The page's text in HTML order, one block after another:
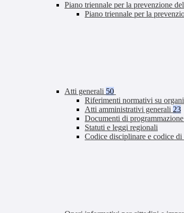
Piano triennale per la prevenzione
Piano triennale per la
Atti generali 50
Riferimenti normativi su
Atti amministrativi generali 23
Documenti di
Statuti e leggi regionali
Codice disciplinare e codice di